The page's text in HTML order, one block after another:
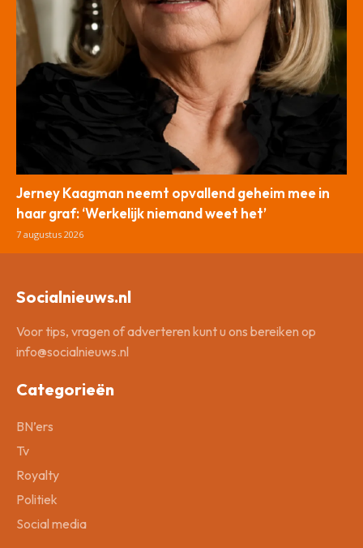
Jerney Kaagman neemt opvallend geheim mee in
haar graf: ‘Werkelijk niemand weet het’
7 augustus 2026
Socialnieuws.nl
Voor tips, vragen of adverteren kunt u ons bereiken op
info@socialnieuws.nl
Categorieën
BN’ers
Tv
Royalty
Politiek
Social media